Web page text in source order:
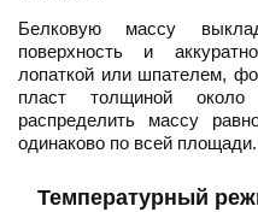
Белковую массу
поверхность и
лопаткой или шпателем,
пласт толщиной
распределить массу
одинаково по всей площади.
Температурный